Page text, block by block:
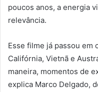
poucos anos, a energia
relevância.
Esse filme já passou em
Califórnia, Vietnã e
maneira, momentos de
explica Marco Delgado,